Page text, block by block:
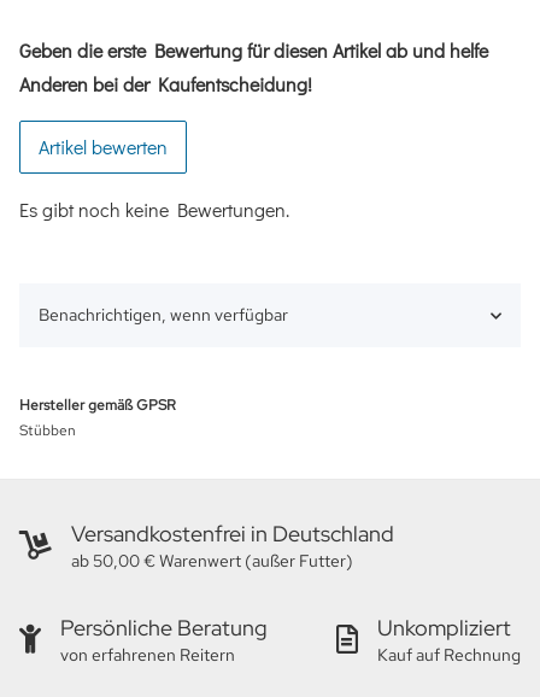
Geben die erste Bewertung für diesen Artikel ab und helfe
Anderen bei der Kaufentscheidung!
Artikel bewerten
Es gibt noch keine Bewertungen.
Benachrichtigen, wenn verfügbar
Hersteller gemäß GPSR
Stübben
Versandkostenfrei in Deutschland
ab 50,00 € Warenwert (außer Futter)
Persönliche Beratung
von erfahrenen Reitern
Unkompliziert
Kauf auf Rechnung